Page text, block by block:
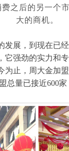
之后的另一个
大的商机。
发展，到现在已
它强劲的实力和
为止，周大金加
盟总量已接近600家